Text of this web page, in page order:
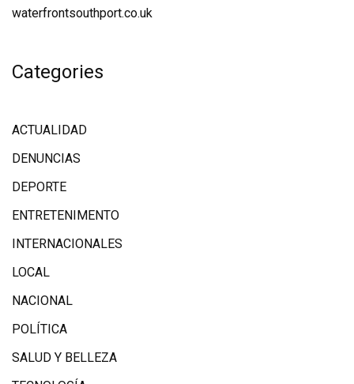
waterfrontsouthport.co.uk
Categories
ACTUALIDAD
DENUNCIAS
DEPORTE
ENTRETENIMENTO
INTERNACIONALES
LOCAL
NACIONAL
POLÍTICA
SALUD Y BELLEZA